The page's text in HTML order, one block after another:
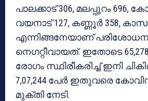
പാലക്കാട് 306, മലപ്പുറം 696,
വയനാട് 127, കണ്ണൂര്‍ 358,
എന്നിങ്ങനേയാണ്
നെഗറ്റീവായത്. ഇതോടെ
രോഗം സ്ഥിരീകരിച്ച് ഇനി
7,07,244 പേര്‍ ഇതുവരെ
മുക്തി നേടി.